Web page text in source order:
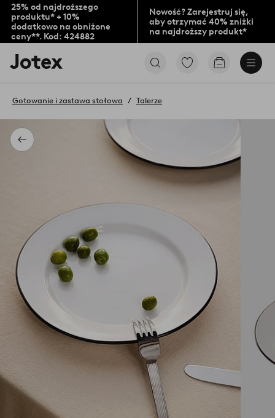
25% od najdroższego
produktu* + 10%
dodatkowo na obniżone
ceny**. Kod: 424882
Nowość? Zarejestruj się,
aby otrzymać 40% zniżki
na najdroższy produkt*
Logo
Jotex
na
stronę
PrzejdźPrzejdź
Powrót
Gotowanie i zastawa stołowa Talerze